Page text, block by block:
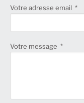
Votre adresse email
Votre message